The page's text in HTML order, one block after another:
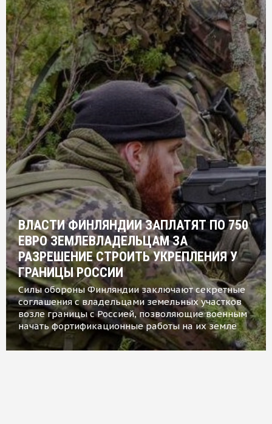
ВЛАСТИ ФИНЛЯНДИИ ЗАПЛАТЯТ ПО 750
ЕВРО ЗЕМЛЕВЛАДЕЛЬЦАМ ЗА
РАЗРЕШЕНИЕ СТРОИТЬ УКРЕПЛЕНИЯ У
ГРАНИЦЫ РОССИИ
Силы обороны Финляндии заключают секретные
соглашения с владельцами земельных участков
возле границы с Россией, позволяющие военным
начать фортификационные работы на их земле